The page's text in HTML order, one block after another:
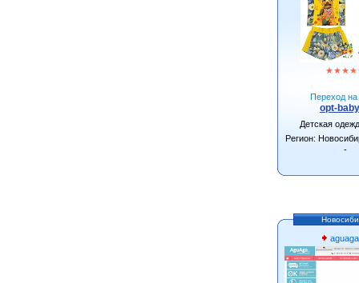
★★★★
Переход на
opt-
Детская
Регион:
-